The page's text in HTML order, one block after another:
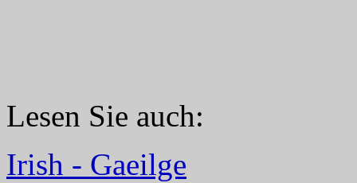
Lesen Sie auch:
Irish - Gaeilge